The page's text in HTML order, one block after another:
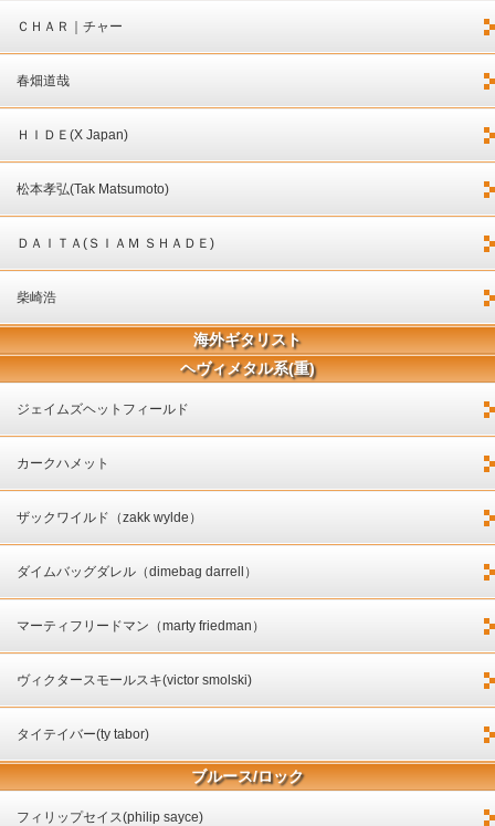
ＣＨＡＲ｜チャー
春畑道哉
ＨＩＤＥ(X Japan)
松本孝弘(Tak Matsumoto)
ＤＡＩＴＡ(ＳＩＡＭ ＳＨＡＤＥ)
柴崎浩
海外ギタリスト
ヘヴィメタル系(重)
ジェイムズヘットフィールド
カークハメット
ザックワイルド（zakk wylde）
ダイムバッグダレル（dimebag darrell）
マーティフリードマン（marty friedman）
ヴィクタースモールスキ(victor smolski)
タイテイバー(ty tabor)
ブルース/ロック
フィリップセイス(philip sayce)